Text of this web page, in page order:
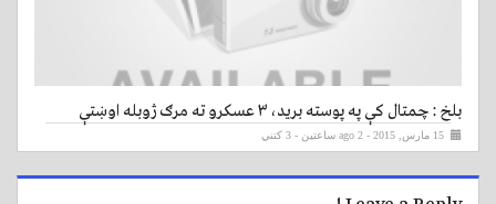
بلخ : چمتال کې په پوسته بريد، ۳ عسکرو ته مرګ ژوبله اوښتې
15 مارس, 2015 - ago 2 ساعتين - 3 کتني